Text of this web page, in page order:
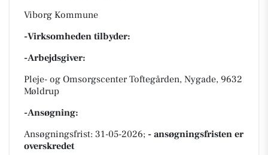
Viborg Kommune
-Virksomheden tilbyder:
-Arbejdsgiver:
Pleje- og Omsorgscenter Toftegården, Nygade, 9632
Møldrup
-Ansøgning:
Ansøgningsfrist: 31-05-2026; - ansøgningsfristen er
overskredet